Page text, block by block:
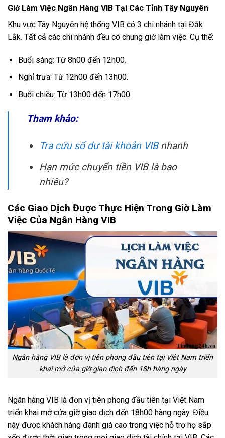
Giờ Làm Việc Ngân Hàng VIB Tại Các Tỉnh Tây Nguyên
Khu vực Tây Nguyên hệ thống VIB có 3 chi nhánh tại Đắk
Lắk. Tất cả các chi nhánh đều có chung giờ làm việc. Cụ thể:
Buổi sáng: Từ 8h00 đến 12h00.
Nghỉ trưa: Từ 12h00 đến 13h00.
Buổi chiều: Từ 13h00 đến 17h00.
Tham khảo:
Tra cứu số dư tài khoản VIBnhanh
Hạn mức chuyển tiền VIB là bao
nhiêu?
Các Giao Dịch Được Thực Hiện Trong Giờ Làm
Việc Của Ngân Hàng VIB
Ngân hàng VIB là đơn vị tiên phong đầu tiên tại Việt Nam triển
khai mở cửa giờ giao dịch đến 18h hàng ngày
Ngân hàng VIB là đơn vị tiên phong đầu tiên tại Việt Nam
triển khai mở cửa giờ giao dịch đến 18h00 hàng ngày. Điều
này được khách hàng đánh giá cao trong việc hỗ trợ họ sắp